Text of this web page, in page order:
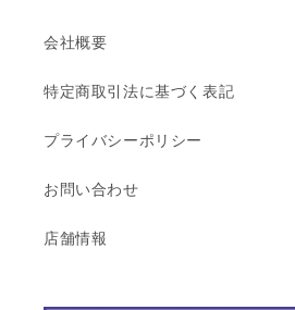
会社概要
特定商取引法に基づく表記
プライバシーポリシー
お問い合わせ
店舗情報